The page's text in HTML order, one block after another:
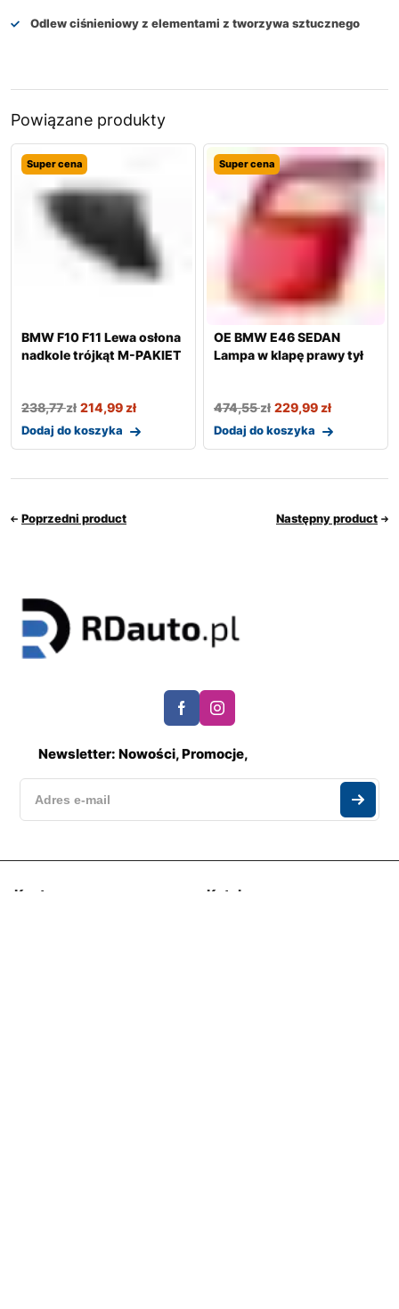
Odlew ciśnieniowy z elementami z tworzywa sztucznego
Powiązane produkty
Super cena
BMW F10 F11 Lewa osłona
nadkole trójkąt M-PAKIET
238,77zł 214,99zł
Dodaj do koszyka
Super cena
OE BMW E46 SEDAN
Lampa w klapę prawy tył
474,55zł 229,99zł
Dodaj do koszyka
Poprzedni product Następny product
Newsletter: Nowości, Promocje,
Konto
Katalog